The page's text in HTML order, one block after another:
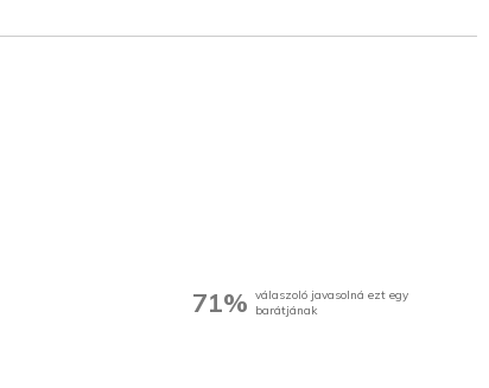
71% válaszoló javasolná ezt egy
barátjának